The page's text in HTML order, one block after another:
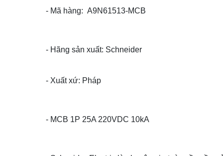
- Mã hàng: A9N61513-MCB
- Hãng sản xuất: Schneider
- Xuất xứ: Pháp
- MCB 1P 25A 220VDC 10kA